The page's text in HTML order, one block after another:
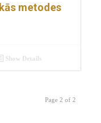
metodes
Show Details
Page 2 of 2